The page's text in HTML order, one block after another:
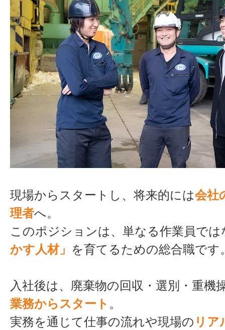
現場からスタートし、将来的には会社
理者へ。
このポジションは、単なる作業員では
かす人材」 を育てるための総合職です
入社後は、廃棄物の回収・選別・重機
業務からスタート 。
実務を通じて仕事の流れや現場の リア